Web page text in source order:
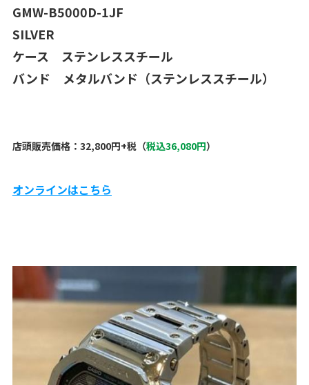
GMW-B5000D-1JF
SILVER
ケース ステンレススチール
バンド メタルバンド（ステンレススチール）
店頭販売価格：32,800円+税（税込36,080円）
オンラインはこちら